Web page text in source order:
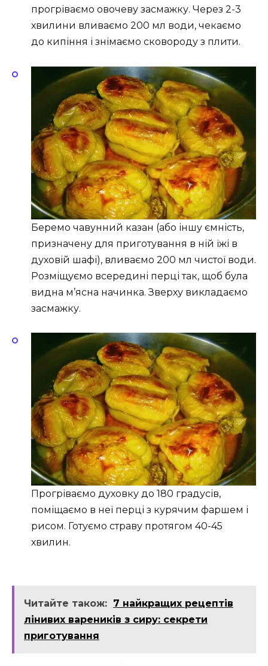
прогріваємо овочеву засмажку. Через 2-3
хвилини вливаємо 200 мл води, чекаємо
до кипіння і знімаємо сковороду з плити.
Беремо чавунний казан (або іншу ємність,
призначену для приготування в ній їжі в
духовій шафі), вливаємо 200 мл чистої води.
Розміщуємо всередині перці так, щоб була
видна м’ясна начинка. Зверху викладаємо
засмажку.
Прогріваємо духовку до 180 градусів,
поміщаємо в неї перці з курячим фаршем і
рисом. Готуємо страву протягом 40-45
хвилин.
Читайте також: 7 найкращих рецептів
лінивих вареників з сиру: секрети
приготування